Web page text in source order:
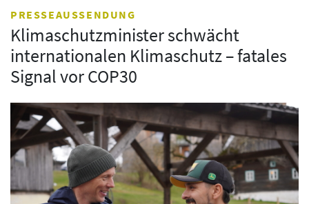
PRESSEAUSSENDUNG
Klimaschutzminister schwächt
internationalen Klimaschutz – fatales
Signal vor COP30